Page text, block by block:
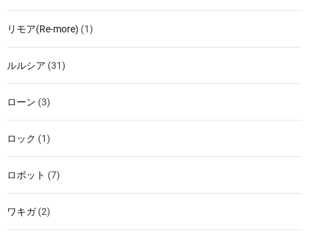
リモア(Re-more) (1)
ルルシア (31)
ローン (3)
ロック (1)
ロボット (7)
ワキガ(2)